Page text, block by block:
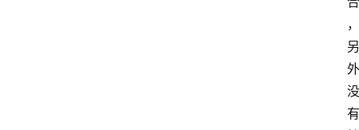
，
另
外
没
有